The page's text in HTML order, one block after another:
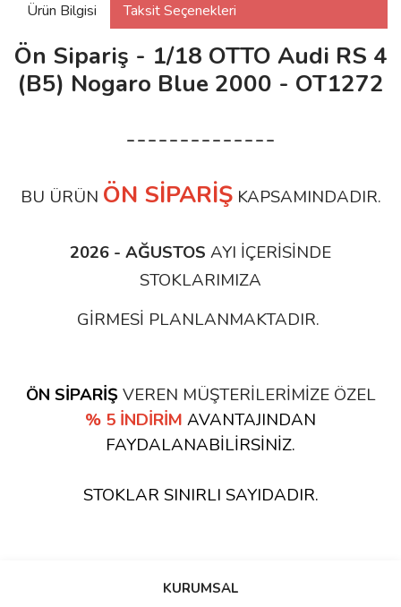
Ürün Bilgisi Taksit Seçenekleri
Ön Sipariş - 1/18 OTTO Audi RS 4
(B5) Nogaro Blue 2000 - OT1272
--------------
BU ÜRÜN ÖN SİPARİŞKAPSAMINDADIR.
2026 - AĞUSTOS AYI İÇERİSİNDE
STOKLARIMIZA
GİRMESİ PLANLANMAKTADIR.
ÖN SİPARİŞVEREN MÜŞTERİLERİMİZE ÖZEL
% 5 İNDİRİM AVANTAJINDAN
FAYDALANABİLİRSİNİZ.
STOKLAR SINIRLI SAYIDADIR.
KURUMSAL